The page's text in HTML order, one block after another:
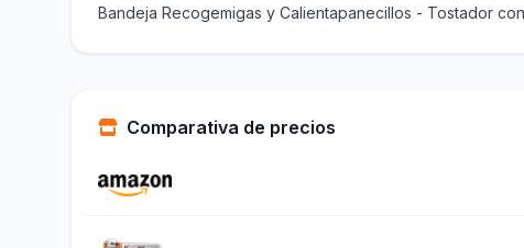
Bandeja Recogemigas y Calientapanecillos - Tostador
Comparativa de precios